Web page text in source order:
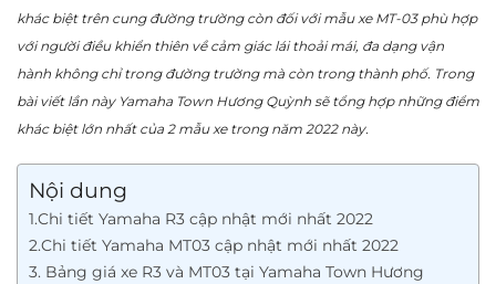
khác biệt trên cung đường trường còn đối với mẫu xe MT-03 phù hợp
với người điều khiển thiên về cảm giác lái thoải mái, đa dạng vận
hành không chỉ trong đường trường mà còn trong thành phố. Trong
bài viết lần này Yamaha Town Hương Quỳnh sẽ tổng hợp những điểm
khác biệt lớn nhất của 2 mẫu xe trong năm 2022 này.
Nội dung
1.Chi tiết Yamaha R3 cập nhật mới nhất 2022
2.Chi tiết Yamaha MT03 cập nhật mới nhất 2022
3. Bảng giá xe R3 và MT03 tại Yamaha Town Hương